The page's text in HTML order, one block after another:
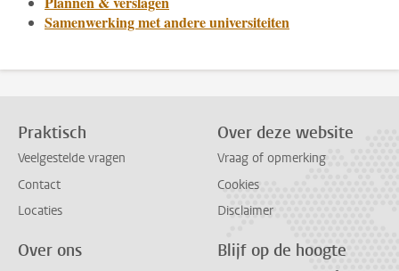
Samenwerking met andere universiteiten
Praktisch
Veelgestelde vragen
Contact
Locaties
Over deze website
Vraag of opmerking
Cookies
Disclaimer
Over ons Blijf op de hoogte